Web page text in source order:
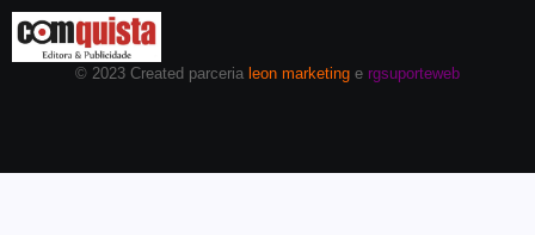
© 2023 Created parceria leon marketing e rgsuporteweb